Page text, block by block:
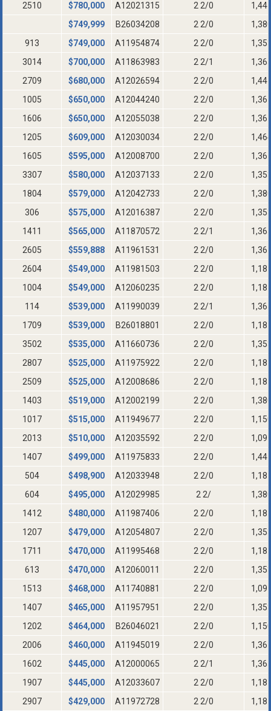
2510
$780,000 A12021315 2 2/0
$749,999 B26034208 2 2/0
913
$749,000 A11954874 2 2/0
3014
$700,000 A11863983 2 2/1
2709
$680,000 A12026594 2 2/0
1005
$650,000 A12044240 2 2/0
1606
$650,000 A12055038 2 2/0
1205
$609,000 A12030034 2 2/0
1605
$595,000 A12008700 2 2/0
3307
$580,000 A12037133 2 2/0
1804
$579,000 A12042733 2 2/0
306
$575,000 A12016387 2 2/0
1411
$565,000 A11870572 2 2/1
2605
$559,888 A11961531 2 2/0
2604
$549,000 A11981503 2 2/0
1004
$549,000 A12060235 2 2/0
114
$539,000 A11990039 2 2/1
1709
$539,000 B26018801 2 2/0
3502
$535,000 A11660736 2 2/0
2807
$525,000 A11975922 2 2/0
2509
$525,000 A12008686 2 2/0
1403
$519,000 A12002199 2 2/0
1017
$515,000 A11949677 2 2/0
2013
$510,000 A12035592 2 2/0
1407
$499,000 A11975833 2 2/0
504
$498,900 A12033948 2 2/0
604
$495,000 A12029985 2 2/
1412
$480,000 A11987406 2 2/0
1207
$479,000 A12054807 2 2/0
1711
$470,000 A11995468 2 2/0
613
$470,000 A12060011 2 2/0
1513
$468,000 A11740881 2 2/0
1407
$465,000 A11957951 2 2/0
1202
$464,000 B26046021 2 2/0
2006
$460,000 A11945019 2 2/0
1602
$445,000 A12000065 2 2/1
1907
$445,000 A12033607 2 2/0
2907
$429,000 A11972728 2 2/0